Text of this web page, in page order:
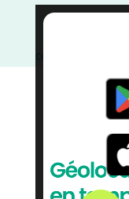
courses